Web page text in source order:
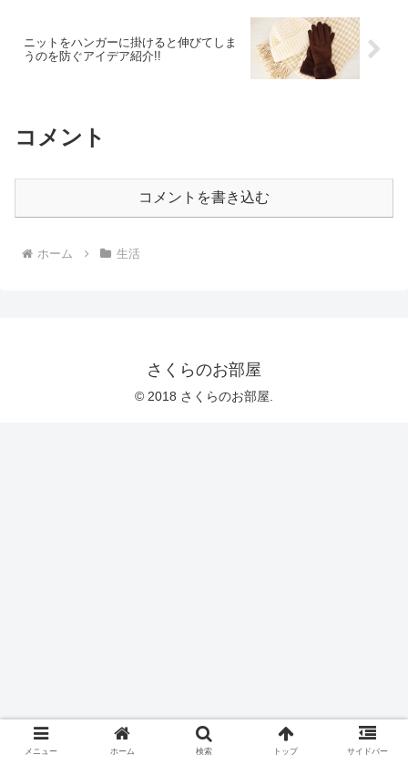
ニットをハンガーに掛けると伸びてしま
うのを防ぐアイデア紹介!!
コメント
コメントを書き込む
ホーム 生活
さくらのお部屋
© 2018 さくらのお部屋.
メニュー ホーム 検索 トップ サイドバー